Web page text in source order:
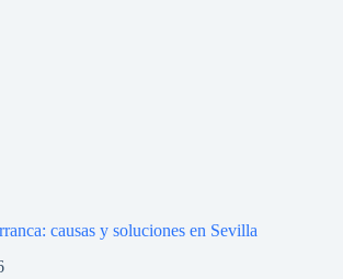
causas y soluciones en Sevilla